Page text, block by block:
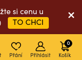
si cenu u
TO CHCI
Přání Přihlásit Košík
0